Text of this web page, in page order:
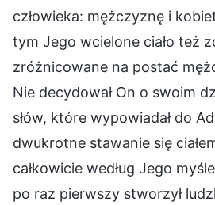
człowieka: mężczyznę i
tym Jego wcielone ciało też
zróżnicowane na postać
Nie decydował On o swoim
słów, które wypowiadał do
dwukrotne stawanie się
całkowicie według Jego
po raz pierwszy stworzył